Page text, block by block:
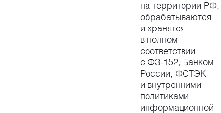
на территории РФ,
обрабатываются
и хранятся
в полном
соответствии
с ФЗ-152, Банком
России, ФСТЭК
и внутренними
политиками
информационной